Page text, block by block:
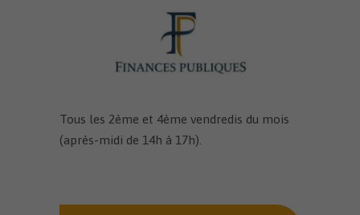
Tous les 2ème et 4ème vendredis du mois
(après-midi de 14h à 17h).